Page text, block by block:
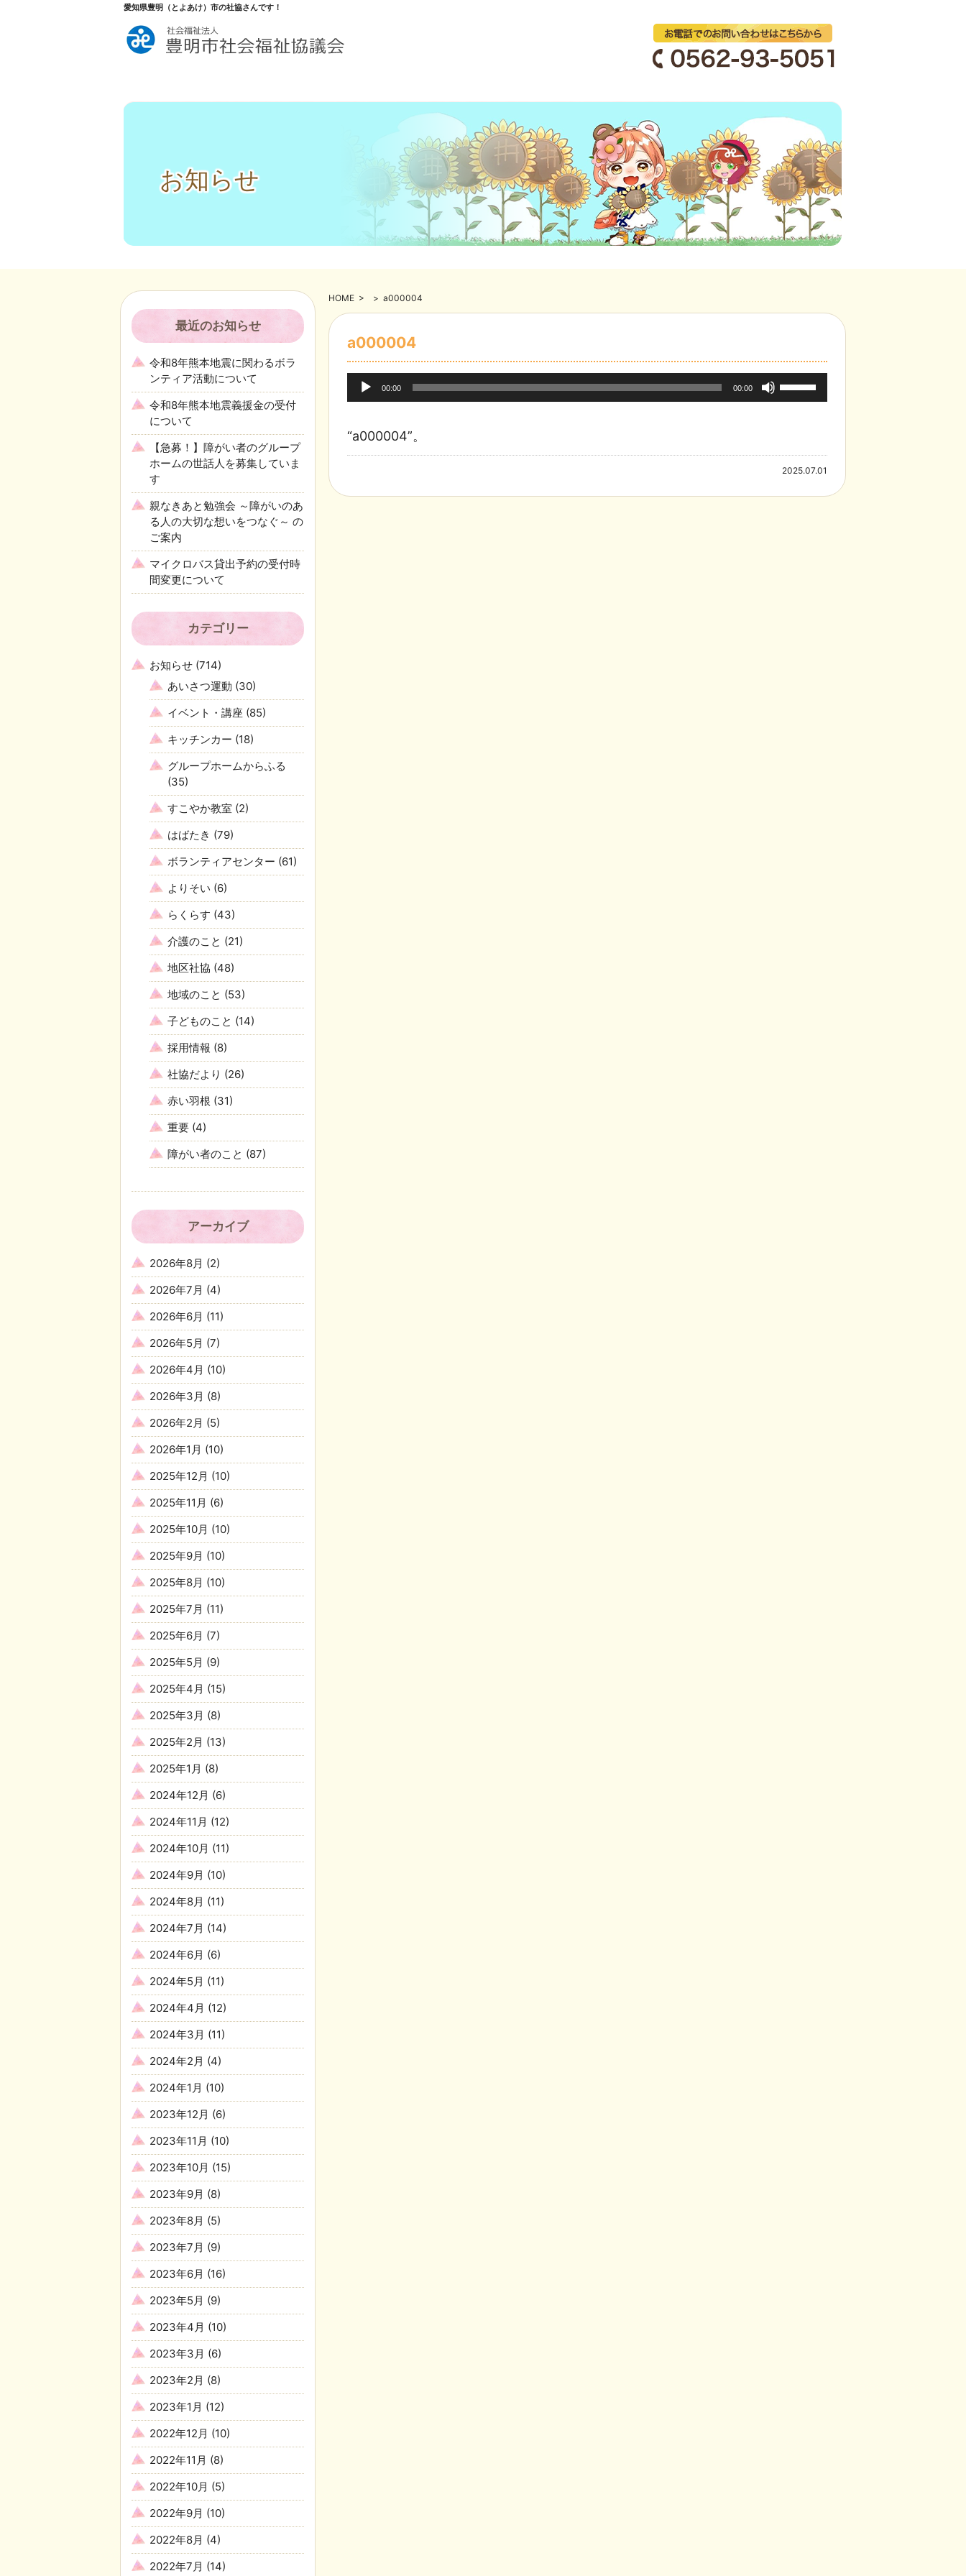
愛知県豊明（とよあけ）市の社協さんです！
お知らせ
HOME > > a000004
a000004
声
プ
レ
ヤ
00:00 00:00
ボ
ー
ム
調
“a000004”。
2025.07.01
最近のお知らせ
令和8年熊本地震に関わるボラ
ンティア活動について
令和8年熊本地震義援金の受付
について
【急募！】障がい者のグループ
ホームの世話人を募集していま
す
親なきあと勉強会 ～障がいのあ
る人の大切な想いをつなぐ～ の
ご案内
マイクロバス貸出予約の受付時
間変更について
カテゴリー
お知らせ (714)
あいさつ運動 (30)
イベント・講座 (85)
キッチンカー (18)
グループホームからふる
(35)
すこやか教室 (2)
はばたき (79)
ボランティアセンター (61)
よりそい (6)
らくらす (43)
介護のこと (21)
地区社協 (48)
地域のこと (53)
子どものこと (14)
採用情報 (8)
社協だより (26)
赤い羽根 (31)
重要 (4)
障がい者のこと (87)
アーカイブ
2026年8月 (2)
2026年7月 (4)
2026年6月 (11)
2026年5月 (7)
2026年4月 (10)
2026年3月 (8)
2026年2月 (5)
2026年1月 (10)
2025年12月 (10)
2025年11月 (6)
2025年10月 (10)
2025年9月 (10)
2025年8月 (10)
2025年7月 (11)
2025年6月 (7)
2025年5月 (9)
2025年4月 (15)
2025年3月 (8)
2025年2月 (13)
2025年1月 (8)
2024年12月 (6)
2024年11月 (12)
2024年10月 (11)
2024年9月 (10)
2024年8月 (11)
2024年7月 (14)
2024年6月 (6)
2024年5月 (11)
2024年4月 (12)
2024年3月 (11)
2024年2月 (4)
2024年1月 (10)
2023年12月 (6)
2023年11月 (10)
2023年10月 (15)
2023年9月 (8)
2023年8月 (5)
2023年7月 (9)
2023年6月 (16)
2023年5月 (9)
2023年4月 (10)
2023年3月 (6)
2023年2月 (8)
2023年1月 (12)
2022年12月 (10)
2022年11月 (8)
2022年10月 (5)
2022年9月 (10)
2022年8月 (4)
2022年7月 (14)